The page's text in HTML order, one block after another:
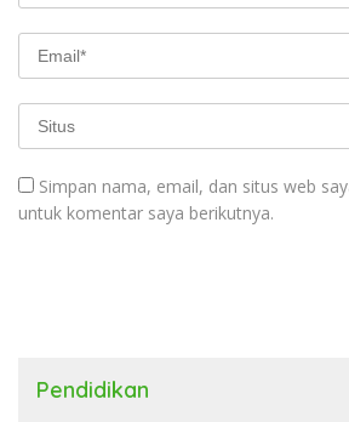
Simpan nama, email, dan situs web
untuk komentar saya berikutnya.
Pendidikan